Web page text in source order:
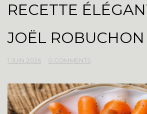
RECETTE
JOËL ROBUCHON
1 JUIN 2026 0 COMMENTS